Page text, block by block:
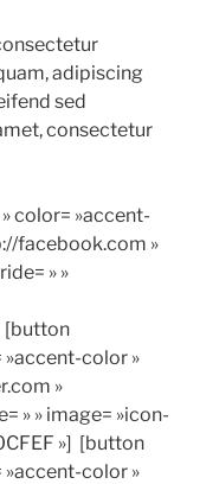
adipiscing
sed
consectetur
color= »accent-
facebook.com »
» »
[button
»accent-color »
»
» » image= »icon-
»] [button
»accent-color »